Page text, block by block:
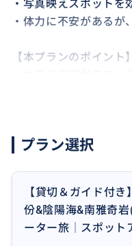
・写真映えスポットを
・体力に不安がある
【本プランのポイント】
・訪問スポットはご
くご案内
★安心のセダン車で最
利用可能、プライベー
プラン選択
【貸切＆ガイド付
份&陰陽海&南雅奇
ーター旅│スポット